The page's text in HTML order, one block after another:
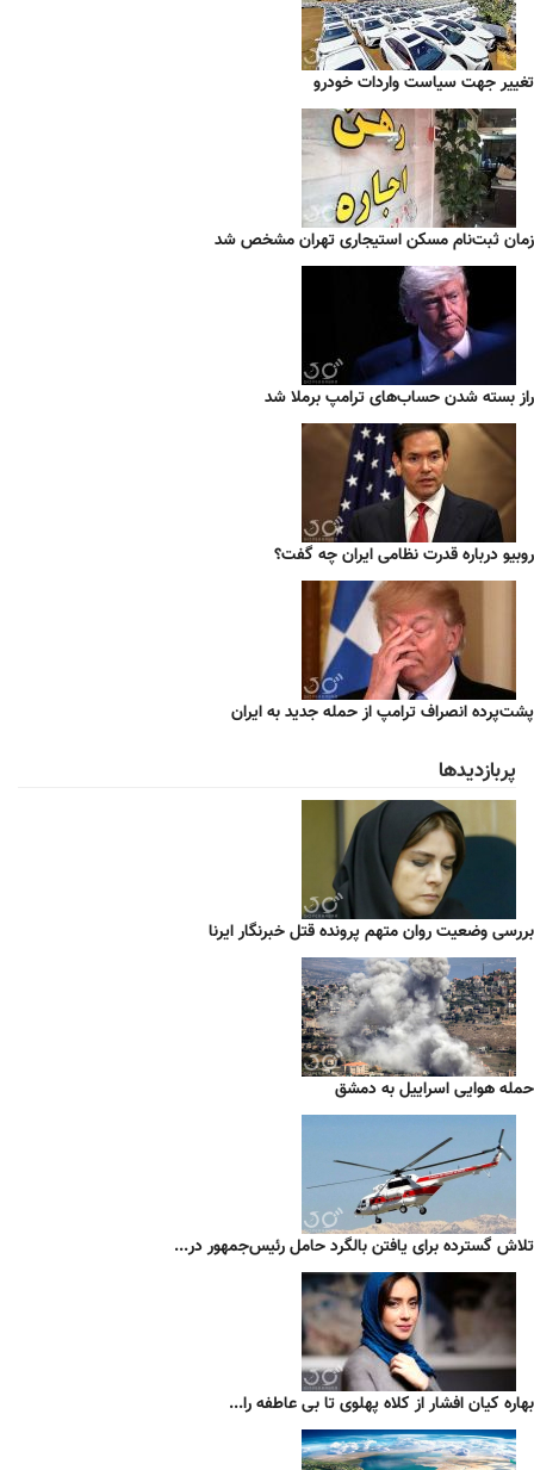
تغییر جهت سیاست واردات خودرو
زمان ثبت‌نام مسکن استیجاری تهران مشخص شد
راز بسته شدن حساب‌های ترامپ برملا شد
روبیو درباره قدرت نظامی ایران چه گفت؟
پشت‌پرده انصراف ترامپ از حمله جدید به ایران
پربازدیدها
بررسی وضعیت روان متهم پرونده قتل خبرنگار ایرنا
حمله هوایی اسراییل به دمشق
تلاش گسترده برای یافتن بالگرد حامل رئیس‌جمهور در...
بهاره کیان افشار از کلاه پهلوی تا بی عاطفه را...